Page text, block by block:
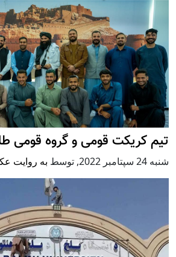
تیم کریکت قومی و گروه قومی
شنبه 24 سپتامبر 2022 , توسط به روایت